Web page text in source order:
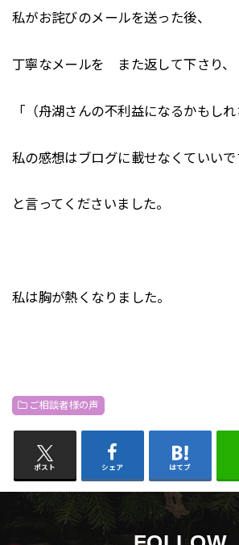
私がお詫びのメールを送った後、
丁寧なメールを また返して下さり、
「（舟湖さんの不利益になるかもしれ
私の感想はブログに載せなくていいで
と言ってくださいました。
私は胸が熱くなりました。
ご相談者様の声
ポスト シェア はてブ